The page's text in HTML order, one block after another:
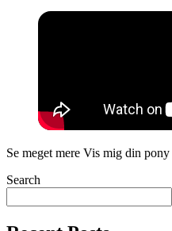
Se meget mere Vis mig din pony
Search